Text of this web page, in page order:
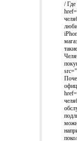
/ Где